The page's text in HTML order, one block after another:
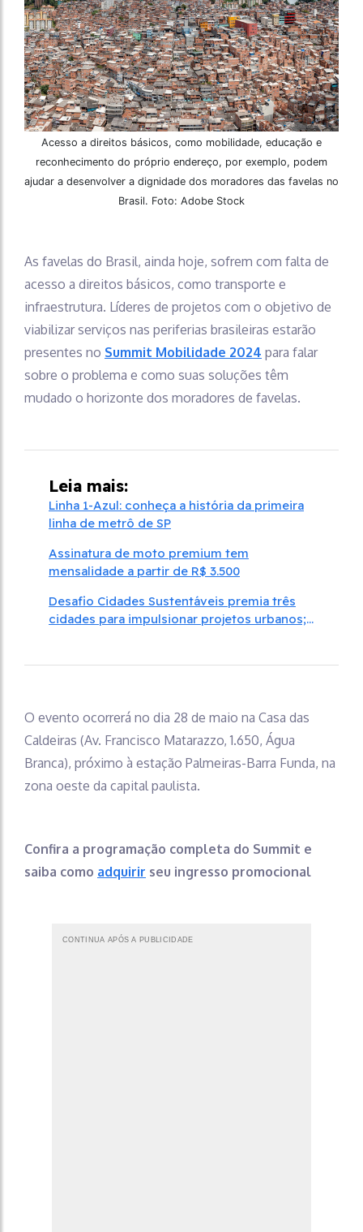
Acesso a direitos básicos, como mobilidade, educação e
reconhecimento do próprio endereço, por exemplo, podem
ajudar a desenvolver a dignidade dos moradores das favelas no
Brasil. Foto: Adobe Stock
As favelas do Brasil, ainda hoje, sofrem com falta de
acesso a direitos básicos, como transporte e
infraestrutura. Líderes de projetos com o objetivo de
viabilizar serviços nas periferias brasileiras estarão
presentes no Summit Mobilidade 2024 para falar
sobre o problema e como suas soluções têm
mudado o horizonte dos moradores de favelas.
Leia mais:
Linha 1-Azul: conheça a história da primeira
linha de metrô de SP
Assinatura de moto premium tem
mensalidade a partir de R$ 3.500
Desafio Cidades Sustentáveis premia três
cidades para impulsionar projetos urbanos;
O evento ocorrerá no dia 28 de maio na Casa das
Caldeiras (Av. Francisco Matarazzo, 1.650, Água
Branca), próximo à estação Palmeiras-Barra Funda, na
zona oeste da capital paulista.
Confira a programação completa do Summit e
saiba como adquirir seu ingresso promocional
CONTINUA APÓS A PUBLICIDADE